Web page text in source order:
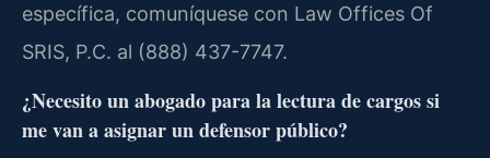
específica, comuníquese con Law Offices Of
SRIS, P.C. al (888) 437-7747.
¿Necesito un abogado para la lectura de cargos si
me van a asignar un defensor público?